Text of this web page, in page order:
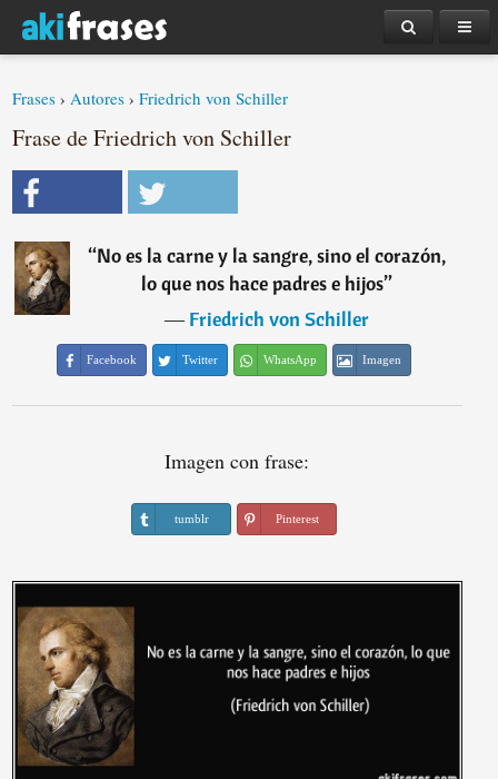
Frases ›Autores ›Friedrich von Schiller
Frase de Friedrich von Schiller
“No es la carne y la sangre, sino el corazón,
lo que nos hace padres e hijos”
―Friedrich von Schiller
Facebook Twitter WhatsApp Imagen
Imagen con frase:
tumblr Pinterest